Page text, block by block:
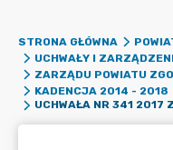
STRONA GŁÓWNA
UCHWAŁY I
ZARZĄDU POWIATU
KADENCJA 2014 - 2018